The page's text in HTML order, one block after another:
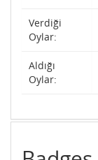
Verdiği
Oylar:
Aldığı
Oylar: